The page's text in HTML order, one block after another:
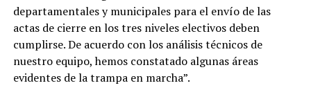
departamentales y municipales para el envío de las
actas de cierre en los tres niveles electivos deben
cumplirse. De acuerdo con los análisis técnicos de
nuestro equipo, hemos constatado algunas áreas
evidentes de la trampa en marcha”.